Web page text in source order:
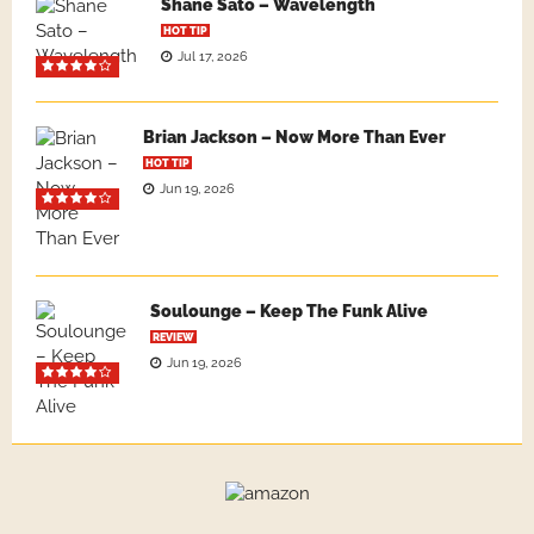
Shane Sato – Wavelength
HOT TIP
Jul 17, 2026
Brian Jackson – Now More Than Ever
HOT TIP
Jun 19, 2026
Soulounge – Keep The Funk Alive
REVIEW
Jun 19, 2026